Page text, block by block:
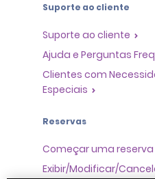
Suporte ao cliente
Suporte ao cliente
Ajuda e Perguntas
Clientes com
Especiais
Reservas
Começar uma reserva
Exibir/Modificar/